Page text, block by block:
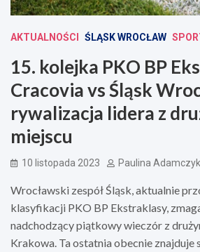
AKTUALNOŚCI ŚLĄSK WROCŁAW
15. kolejka PKO BP
Cracovia vs Śląsk
rywalizacja lidera z
miejscu
10 listopada 2023 Paulina Adamczyk
Wrocławski zespół Śląsk, aktualnie
klasyfikacji PKO BP Ekstraklasy,
nadchodzący piątkowy wieczór z
Krakowa. Ta ostatnia obecnie znajduje